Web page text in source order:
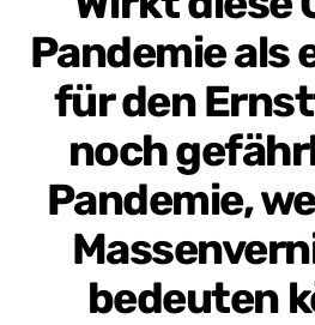
Pandemie als
für den
noch
Pandemie,
bedeuten